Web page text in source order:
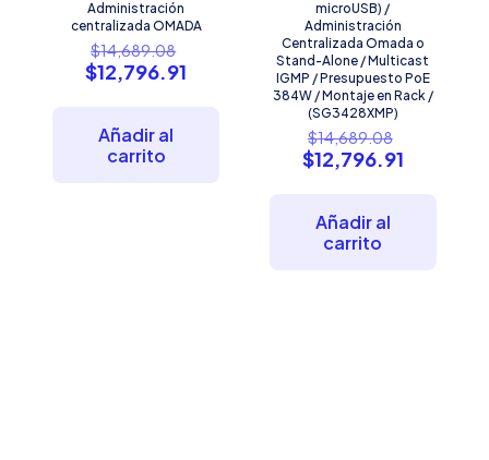
Administración
centralizada OMADA
$14,689.08
precio
$12,796.91
Añadir al
carrito
microUSB) /
Administración
Centralizada Omada o
Stand-Alone / Multicast
IGMP / Presupuesto PoE
384W / Montaje en Rack /
(SG3428XMP)
$14,689.08
precio
$12,796.91El
Añadir al
carrito